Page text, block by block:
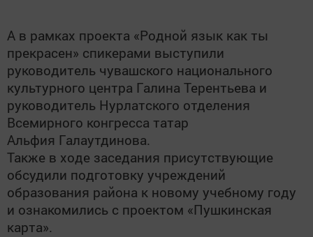
А в рамках проекта «Родной язык как ты
прекрасен» спикерами выступили
руководитель чувашского национального
культурного центра Галина Терентьева и
руководитель Нурлатского отделения
Всемирного конгресса татар
Альфия Галаутдинова.
Также в ходе заседания присутствующие
обсудили подготовку учреждений
образования района к новому учебному году
и ознакомились с проектом «Пушкинская
карта».